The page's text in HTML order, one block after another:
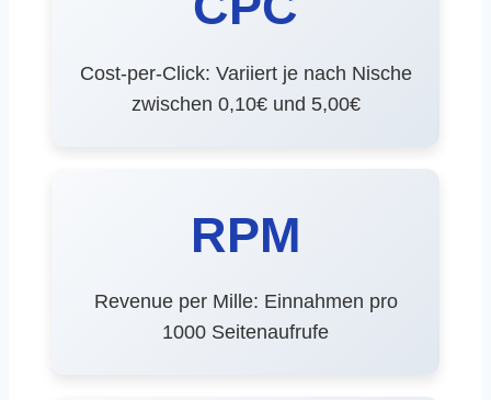
Cost-per-Click: Variiert je nach Nische
zwischen 0,10€ und 5,00€
RPM
Revenue per Mille: Einnahmen pro
1000 Seitenaufrufe